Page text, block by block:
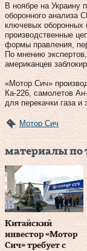
В ноябре на Украину
оборонного анализа
ключевых оборонных
производственные
формы правления,
По мнению
американцев
«Мотор Сич»
Ка-226, самолетов
для перекачки газа и
Мотор Сич
материалы по
Китайский
инвестор «Мотор
Сич» требует с